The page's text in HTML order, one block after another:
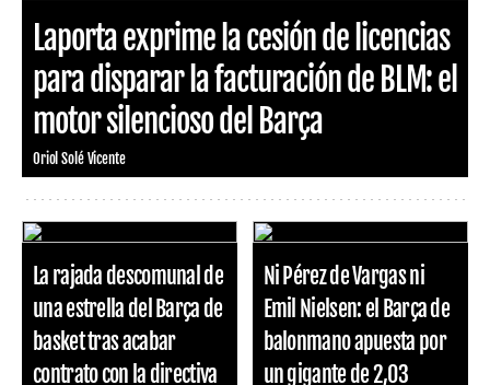
Laporta exprime la cesión de licencias
para disparar la facturación de BLM: el
motor silencioso del Barça
Oriol Solé Vicente
La rajada descomunal de
una estrella del Barça de
basket tras acabar
contrato con la directiva
Ni Pérez de Vargas ni
Emil Nielsen: el Barça de
balonmano apuesta por
un gigante de 2,03